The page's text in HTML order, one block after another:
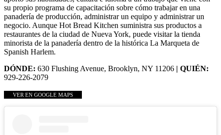
su propio programa de capacitación sobre cómo trabajar en una
panadería de producción, administrar un equipo y administrar un
negocio. Aunque Hot Bread Kitchen suministra sus productos a
restaurantes de la ciudad de Nueva York, puede visitar la tienda
minorista de la panadería dentro de la histórica La Marqueta de
Spanish Harlem.
DÓNDE: 630 Flushing Avenue, Brooklyn, NY 11206 | QUIÉN:
929-226-2079
VER EN GOOGLE MAPS